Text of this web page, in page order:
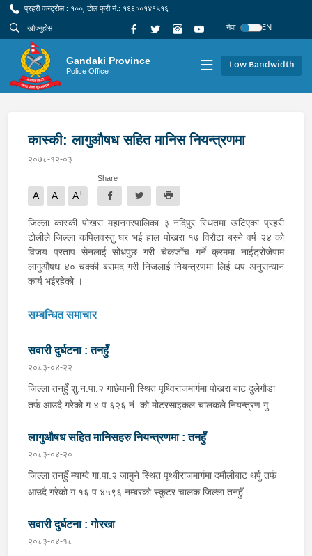
प्रहरी कन्ट्रोल : १००, टोल फ्री नं.: १६६००१४१५१६
नेपा
EN
Gandaki Province
Police Office Low Bandwidth
कास्की: लागुऔषध सहित मानिस नियन्त्रणमा
२०७८-१२-०३
A A- A+
Share
जिल्ला कास्की पोखरा महानगरपालिका ३ नदिपुर स्थितमा खटिएका प्रहरी
टोलीले जिल्ला कपिलवस्तु घर भई हाल पोखरा १७ विरौटा बस्ने वर्ष २४ को
विजय प्रताप सेनलाई सोधपुछ गरी चेकजाँच गर्ने क्रममा नाईट्रोजेपाम
लागुऔषध ४० चक्की बरामद गरी निजलाई नियन्त्रणमा लिई थप अनुसन्धान
कार्य भईरहेको ।
सम्बन्धित समाचार
सवारी दुर्घटना : तनहुँ
२०८३-०४-२२
जिल्ला तनहुँ शु.न.पा.२ गाछेपानी स्थित पृथ्विराजमार्गमा पोखरा बाट दुलेगौडा
तर्फ आउदै गरेको ग ४ प ६२६ नं. को मोटरसाइकल चालकले नियन्त्रण गुमाइ
जिल्ला कास्की पो.म.न.पा.३३ बस्ने बर्ष ३९ को मन बहादुर पुन घाइते भइ
उपचारको लागी तनहुँ सेवा हस्पिटल दुलेगौडा ल्याईएकोमा प्राम्भिक उपचार
पश्चात थप उपचारको लागी ०७:५५ बजे पोखरा रिफर भएको ।
लागुऔषध सहित मानिसहरु नियन्त्रणमा : तनहुँ
२०८३-०४-२०
जिल्ला तनहुँ म्याग्दे गा.पा.२ जामुने स्थित पृथ्बीराजमार्गमा दमौलीबाट थर्पु तर्फ
आउदै गरेको ग १६ प ४५९६ नम्बरको स्कुटर चालक जिल्ला तनहुँ
ऐ.५ बस्ने बर्ष ३४ को नरजंग राना स्कुटर रोकी सर्भिस लेनमा बसीरहेको
अबस्थामा थर्पुबाट खटिएको प्रहरी टोलिले शंकास्पद लागि चेकजाँच गर्ने
सवारी दुर्घटना : गोरखा
२०८३-०४-१८